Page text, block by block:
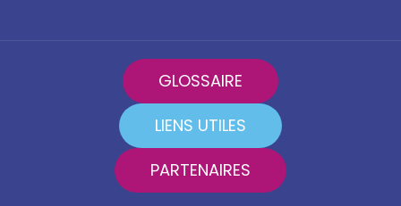
GLOSSAIRE
LIENS UTILES
PARTENAIRES